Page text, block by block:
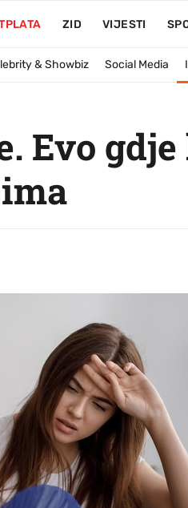
ZID VIJESTI
& Showbiz Social Media
Evo